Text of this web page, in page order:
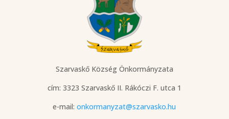
Szarvaskő Község Önkormányzata
cím: 3323 Szarvaskő II. Rákóczi F. utca 1
e-mail:onkormanyzat@szarvasko.hu